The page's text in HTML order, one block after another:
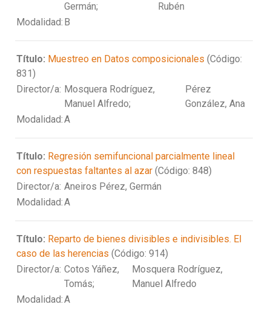
Germán;
Rubén
Modalidad: B
Título: Muestreo en Datos composicionales (Código:
831)
Director/a: Mosquera Rodríguez,
Manuel Alfredo;
Pérez
González, Ana
Modalidad:A
Título: Regresión semifuncional parcialmente lineal
con respuestas faltantes al azar (Código: 848)
Director/a: Aneiros Pérez, Germán
Modalidad:A
Título: Reparto de bienes divisibles e indivisibles. El
caso de las herencias (Código: 914)
Director/a: Cotos Yáñez,
Tomás;
Mosquera Rodríguez,
Manuel Alfredo
Modalidad:A